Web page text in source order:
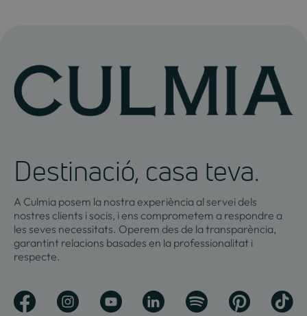
Destinació, casa teva.
A Culmia posem la nostra experiència al servei dels
nostres clients i socis, i ens comprometem a respondre a
les seves necessitats. Operem des de la transparència,
garantint relacions basades en la professionalitat i
respecte.